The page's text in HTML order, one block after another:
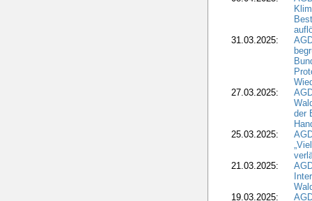
31.03.2025:
27.03.2025:
der
25.03.2025:
21.03.2025:
19.03.2025: